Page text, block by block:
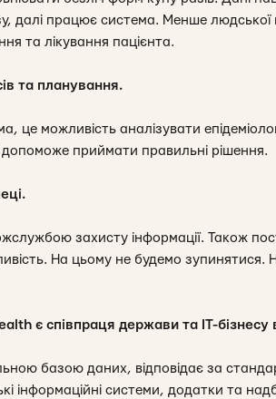
далі працює система. Менше
та лікування пацієнта.
та планування.
це можливість аналізувати
допоможе приймати правильні рішення.
захисту інформації. Також
На цьому не будемо
є співпраця держави та ІТ-бізнесу в
базою даних, відповідає за
інформаційні системи, додатки та